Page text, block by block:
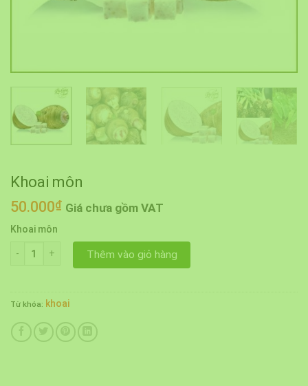
Khoai môn
50.000₫ Giá chưa gồm VAT
Khoai môn
Thêm vào giỏ hàng
Từ khóa: khoai